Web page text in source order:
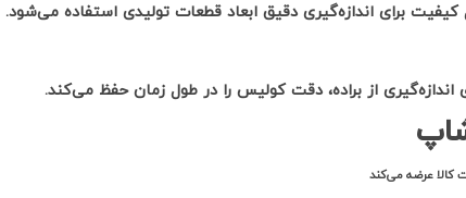
کیفیت برای اندازه‌گیری دقیق ابعاد قطعات تولیدی استفاده می‌شود.
از براده، دقت کولیس را در طول زمان حفظ می‌کند.
کالا عرضه می‌کند